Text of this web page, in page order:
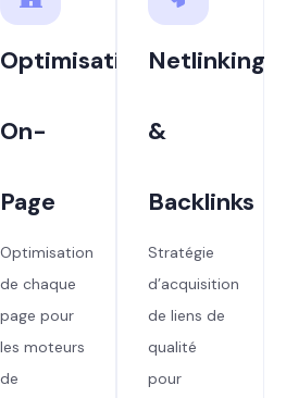
Optimisation
On-
Page
Optimisation
de chaque
page pour
les moteurs
de
Netlinking
&
Backlinks
Stratégie
d’acquisition
de liens de
qualité
pour